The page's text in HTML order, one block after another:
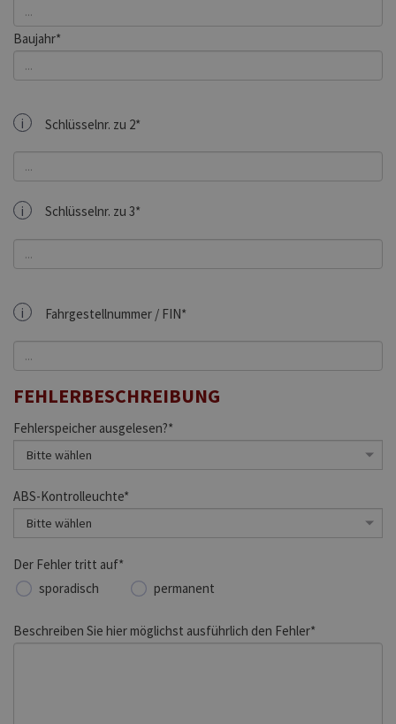
Baujahr*
i Schlüsselnr. zu 2*
i Schlüsselnr. zu 3*
i Fahrgestellnummer / FIN*
FEHLERBESCHREIBUNG
Fehlerspeicher ausgelesen?*
ABS-Kontrolleuchte*
Der Fehler tritt auf*
sporadisch
permanent
Beschreiben Sie hier möglichst ausführlich den Fehler*